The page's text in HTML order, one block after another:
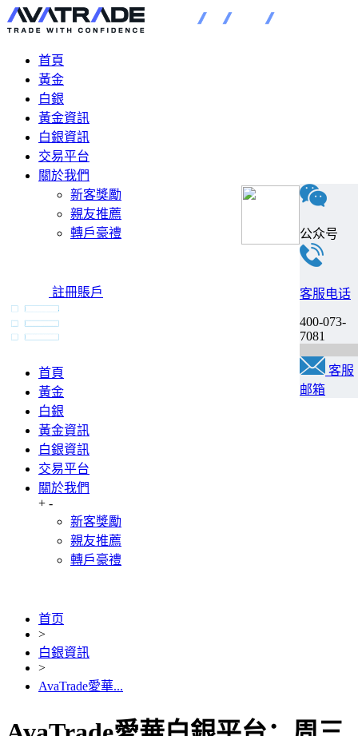
首頁
黃金
白銀
黃金資訊
白銀資訊
交易平台
關於我們
新客獎勵
親友推薦
轉戶豪禮
註冊賬戶
首頁
黃金
白銀
黃金資訊
白銀資訊
交易平台
關於我們
+ -
新客獎勵
親友推薦
轉戶豪禮
首页
>
白銀資訊
>
AvaTrade愛華...
公众号
客服电话
400-073-
7081
客服
邮箱